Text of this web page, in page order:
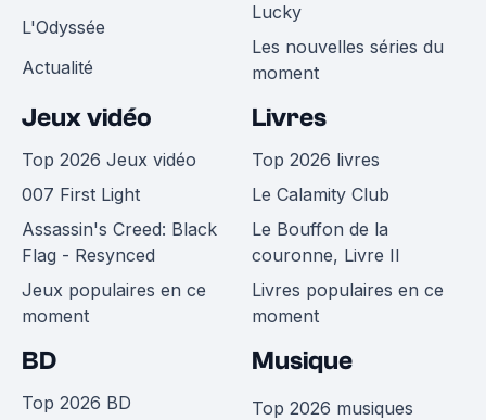
L'Odyssée
Actualité
Lucky
Les nouvelles séries du
moment
Jeux vidéo
Top 2026 Jeux vidéo
007 First Light
Assassin's Creed: Black
Flag - Resynced
Jeux populaires en ce
moment
Livres
Top 2026 livres
Le Calamity Club
Le Bouffon de la
couronne, Livre II
Livres populaires en ce
moment
BD
Top 2026 BD
Musique
Top 2026 musiques